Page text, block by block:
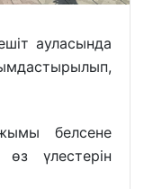
ауласында
белсене
үлестерін